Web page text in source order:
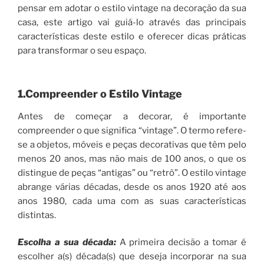
pensar em adotar o estilo vintage na decoração da sua
casa, este artigo vai guiá-lo através das principais
características deste estilo e oferecer dicas práticas
para transformar o seu espaço.
1.Compreender o Estilo Vintage
Antes de começar a decorar, é importante
compreender o que significa “vintage”. O termo refere-
se a objetos, móveis e peças decorativas que têm pelo
menos 20 anos, mas não mais de 100 anos, o que os
distingue de peças “antigas” ou “retrô”. O estilo vintage
abrange várias décadas, desde os anos 1920 até aos
anos 1980, cada uma com as suas características
distintas.
Escolha a sua década:A primeira decisão a tomar é
escolher a(s) década(s) que deseja incorporar na sua